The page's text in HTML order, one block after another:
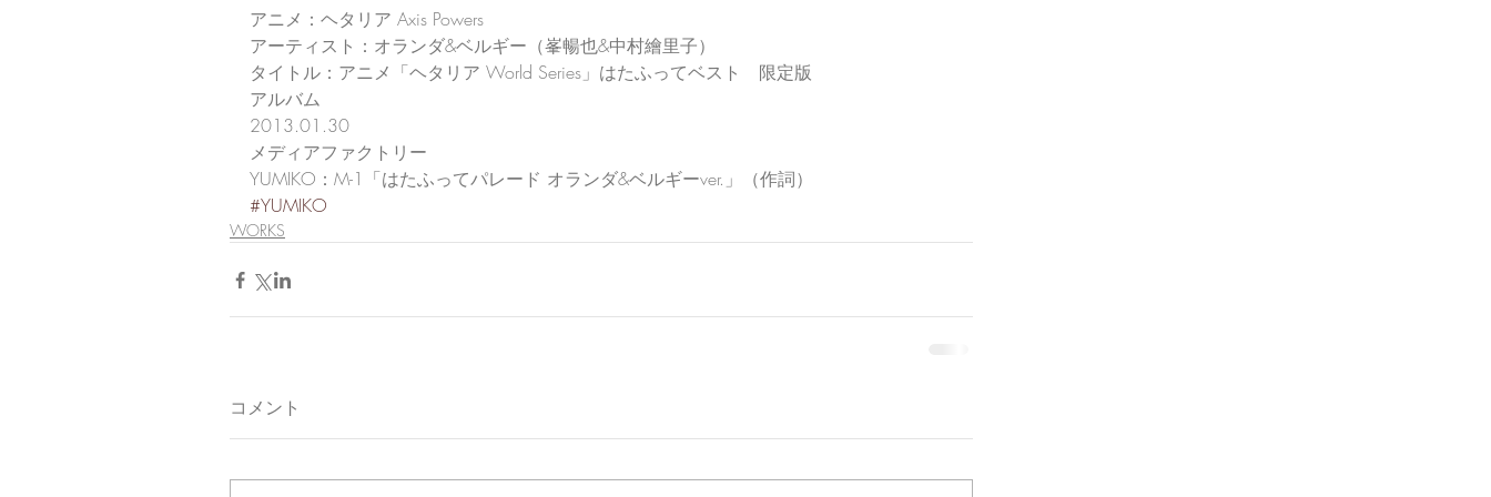
アニメ：ヘタリア Axis Powers
アーティスト：オランダ&ベルギー（峯暢也&中村繪里子）
タイトル：アニメ「ヘタリア World Series」はたふってベスト　限定版
アルバム
2013.01.30
メディアファクトリー
YUMIKO：M-1「はたふってパレード オランダ&ベルギーver.」（作詞）
#YUMIKO
WORKS
コメント